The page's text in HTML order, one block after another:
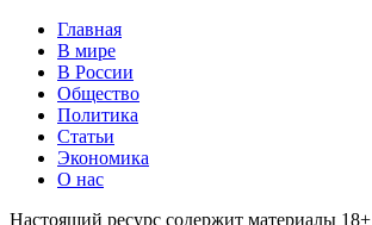
Главная
В мире
В России
Общество
Политика
Статьи
Экономика
О нас
Настоящий ресурс содержит материалы 18+